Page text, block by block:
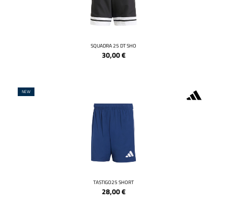
SQUADRA 25 DT SHO
30,00€
NEW
TASTIGO25 SHORT
28,00€